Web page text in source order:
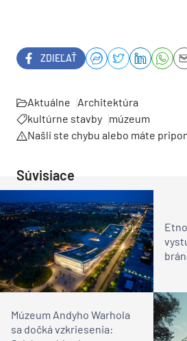
ZDIEĽAŤ
Aktuálne
Architektúra
kultúrne stavby múzeum
Našli ste chybu alebo máte
Súvisiace
Múzeum Andyho Warhola
sa dočká vzkriesenia: